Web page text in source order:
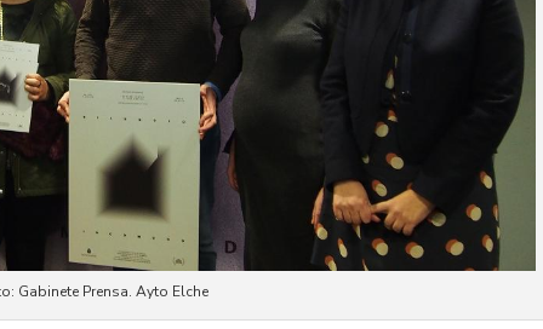
Gabinete Prensa. Ayto Elche